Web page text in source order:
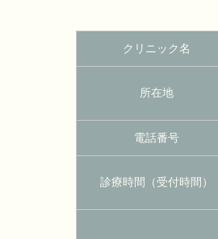
クリニック名
所在地
電話番号
診療時間（受付時間）